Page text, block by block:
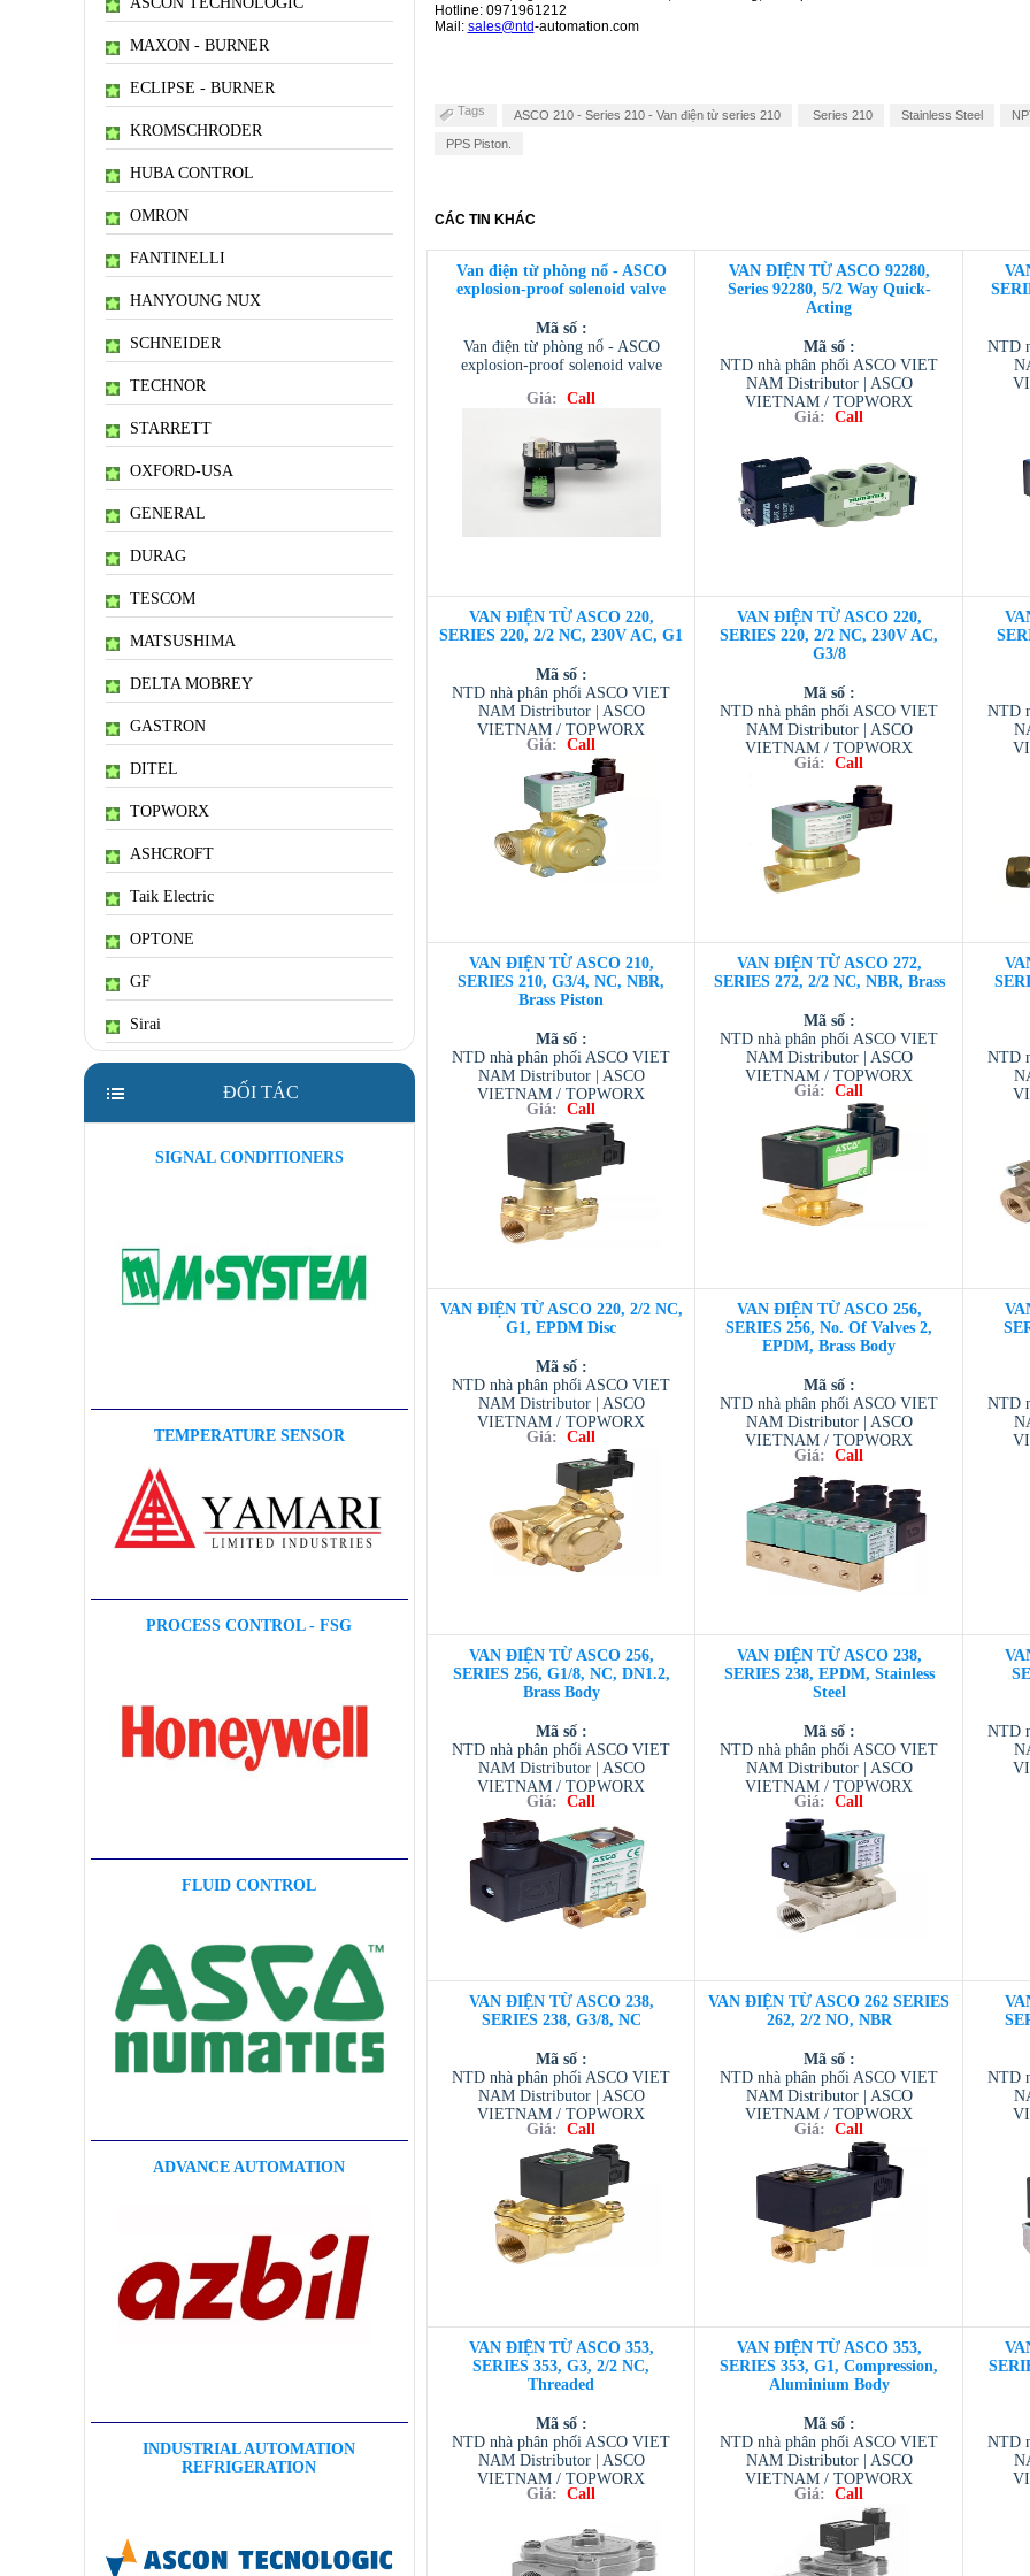
MAXON - BURNER
ECLIPSE - BURNER
KROMSCHRODER
HUBA CONTROL
OMRON
FANTINELLI
HANYOUNG NUX
SCHNEIDER
TECHNOR
STARRETT
OXFORD-USA
GENERAL
DURAG
TESCOM
MATSUSHIMA
DELTA MOBREY
GASTRON
DITEL
TOPWORX
ASHCROFT
Taik Electric
OPTONE
GF
Sirai
ĐỐI TÁC
SIGNAL CONDITIONERS
TEMPERATURE SENSOR
PROCESS CONTROL - FSG
FLUID CONTROL
ADVANCE AUTOMATION
INDUSTRIAL AUTOMATION
REFRIGERATION
Hotline: 0971961212
Mail: sales@ntd-automation.com
Tags ASCO 210 - Series 210 - Van điện từ series 210 Series 210 Stainless Steel
PPS Piston.
CÁC TIN KHÁC
Van điện từ phòng nổ - ASCO
explosion-proof solenoid valve
Mã số :
Van điện từ phòng nổ - ASCO
explosion-proof solenoid valve
Giá: Call
VAN ĐIỆN TỪ ASCO 92280,
Series 92280, 5/2 Way Quick-
Acting
Mã số :
NTD nhà phân phối ASCO VIET
NAM Distributor | ASCO
VIETNAM / TOPWORX
VIETNAM / AVENTIC VIETNAM
Giá: Call
NTD
VAN ĐIỆN TỪ ASCO 220,
SERIES 220, 2/2 NC, 230V AC, G1
Mã số :
NTD nhà phân phối ASCO VIET
NAM Distributor | ASCO
VIETNAM / TOPWORX
VIETNAM / AVENTIC VIETNAM
/ TESCOM VIETNAM
Giá: Call
VAN ĐIỆN TỪ ASCO 220,
SERIES 220, 2/2 NC, 230V AC,
G3/8
Mã số :
NTD nhà phân phối ASCO VIET
NAM Distributor | ASCO
VIETNAM / TOPWORX
VIETNAM / AVENTIC VIETNAM
/ TESCOM VIETNAM
Giá: Call
NTD
VAN ĐIỆN TỪ ASCO 210,
SERIES 210, G3/4, NC, NBR,
Brass Piston
Mã số :
NTD nhà phân phối ASCO VIET
NAM Distributor | ASCO
VIETNAM / TOPWORX
VIETNAM / AVENTIC VIETNAM
/ TESCOM VIETNAM
Giá: Call
VAN ĐIỆN TỪ ASCO 272,
SERIES 272, 2/2 NC, NBR, Brass
Mã số :
NTD nhà phân phối ASCO VIET
NAM Distributor | ASCO
VIETNAM / TOPWORX
VIETNAM / AVENTIC VIETNAM
/ TESCOM VIETNAM
Giá: Call
NTD
VAN ĐIỆN TỪ ASCO 220, 2/2 NC,
G1, EPDM Disc
Mã số :
NTD nhà phân phối ASCO VIET
NAM Distributor | ASCO
VIETNAM / TOPWORX
VIETNAM / AVENTIC VIETNAM
/ TESCOM VIETNAM
Giá: Call
VAN ĐIỆN TỪ ASCO 256,
SERIES 256, No. Of Valves 2,
EPDM, Brass Body
Mã số :
NTD nhà phân phối ASCO VIET
NAM Distributor | ASCO
VIETNAM / TOPWORX
VIETNAM / AVENTIC VIETNAM
/ TESCOM VIETNAM
Giá: Call
NTD
VAN ĐIỆN TỪ ASCO 256,
SERIES 256, G1/8, NC, DN1.2,
Brass Body
Mã số :
NTD nhà phân phối ASCO VIET
NAM Distributor | ASCO
VIETNAM / TOPWORX
VIETNAM / AVENTIC VIETNAM
/ TESCOM VIETNAM
Giá: Call
VAN ĐIỆN TỪ ASCO 238,
SERIES 238, EPDM, Stainless
Steel
Mã số :
NTD nhà phân phối ASCO VIET
NAM Distributor | ASCO
VIETNAM / TOPWORX
VIETNAM / AVENTIC VIETNAM
/ TESCOM VIETNAM
Giá: Call
NTD
VAN ĐIỆN TỪ ASCO 238,
SERIES 238, G3/8, NC
Mã số :
NTD nhà phân phối ASCO VIET
NAM Distributor | ASCO
VIETNAM / TOPWORX
VIETNAM / AVENTIC VIETNAM
/ TESCOM VIETNAM
Giá: Call
VAN ĐIỆN TỪ ASCO 262 SERIES
262, 2/2 NO, NBR
Mã số :
NTD nhà phân phối ASCO VIET
NAM Distributor | ASCO
VIETNAM / TOPWORX
VIETNAM / AVENTIC VIETNAM
/ TESCOM VIETNAM
Giá: Call
NTD
VAN ĐIỆN TỪ ASCO 353,
SERIES 353, G3, 2/2 NC,
Threaded
Mã số :
NTD nhà phân phối ASCO VIET
NAM Distributor | ASCO
VIETNAM / TOPWORX
VIETNAM / AVENTIC VIETNAM
Giá: Call
VAN ĐIỆN TỪ ASCO 353,
SERIES 353, G1, Compression,
Aluminium Body
Mã số :
NTD nhà phân phối ASCO VIET
NAM Distributor | ASCO
VIETNAM / TOPWORX
VIETNAM / AVENTIC VIETNAM
/ TESCOM VIETNAM
Giá: Call
NTD